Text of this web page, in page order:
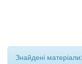
Знайдені матеріали: